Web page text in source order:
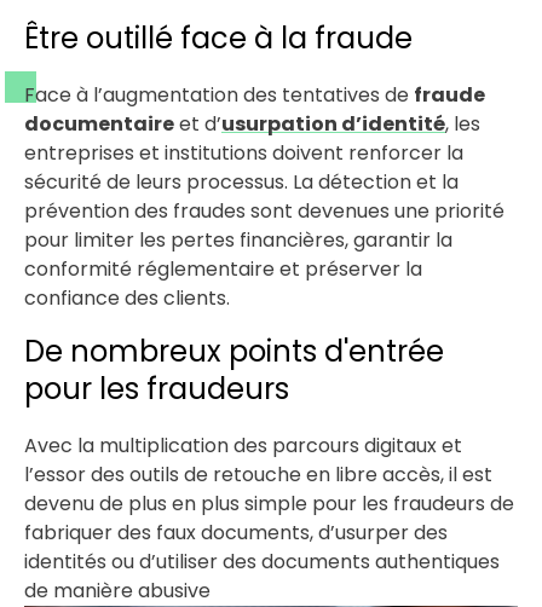
Être outillé face à la fraude
Face à l’augmentation des tentatives de fraude
documentaireet d’usurpation d’identité, les
entreprises et institutions doivent renforcer la
sécurité de leurs processus. La détection et la
prévention des fraudes sont devenues une priorité
pour limiter les pertes financières, garantir la
conformité réglementaire et préserver la
confiance des clients.
De nombreux points d'entrée
pour les fraudeurs
Avec la multiplication des parcours digitaux et
l’essor des outils de retouche en libre accès, il est
devenu de plus en plus simple pour les fraudeurs de
fabriquer des faux documents, d’usurper des
identités ou d’utiliser des documents authentiques
de manière abusive